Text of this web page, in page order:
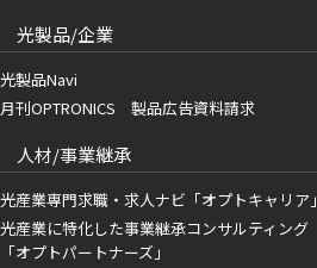
光製品/企業
光製品Navi
月刊OPTRONICS 製品広告資料請求
人材/事業継承
光産業専門求職・求人ナビ「オプトキャリア」
光産業に特化した事業継承コンサルティング
「オプトパートナーズ」